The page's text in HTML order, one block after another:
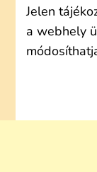
Jelen
a webhely